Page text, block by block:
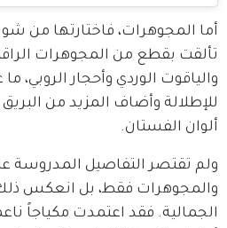
تألقت بقطع من المجوهرات
والياقوت الوردي وأحجار الروبي، ما
للإطلالة وأضاف المزيد من البريق
ألوان الفستان.
ولم تقتصر التفاصيل المدروسة
والمجوهرات فقط، بل انعكس ذلك
الجمالية. فقد اعتمدت مكياجاً